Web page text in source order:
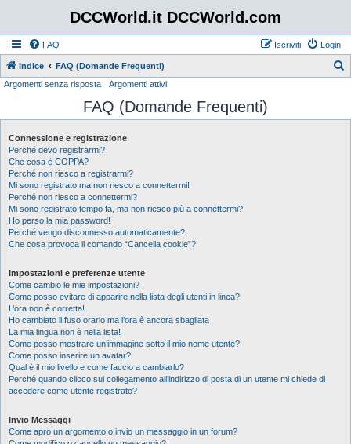
DCCWorld.it DCCWorld.com
FAQ Login
Iscriviti
Indice FAQ (Domande Frequenti)
c
Argomenti senza risposta Argomenti attivi
FAQ (Domande Frequenti)
Connessione e registrazione
Perché devo registrarmi?
Che cosa è COPPA?
Perché non riesco a registrarmi?
Mi sono registrato ma non riesco a connettermi!
Perché non riesco a connettermi?
Mi sono registrato tempo fa, ma non riesco più a connettermi?!
Ho perso la mia password!
Perché vengo disconnesso automaticamente?
Che cosa provoca il comando “Cancella cookie”?
Impostazioni e preferenze utente
Come cambio le mie impostazioni?
Come posso evitare di apparire nella lista degli utenti in linea?
L’ora non è corretta!
Ho cambiato il fuso orario ma l’ora è ancora sbagliata
La mia lingua non è nella lista!
Come posso mostrare un’immagine sotto il mio nome utente?
Come posso inserire un avatar?
Qual è il mio livello e come faccio a cambiarlo?
Perché quando clicco sul collegamento all’indirizzo di posta di un utente mi chiede di
accedere come utente registrato?
Invio Messaggi
Come apro un argomento o invio un messaggio in un forum?